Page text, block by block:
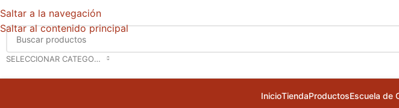
Saltar a la navegación
Saltar al contenido principal
SELECCIONAR CATEGORÍA
InicioTiendaProductosEscuela de